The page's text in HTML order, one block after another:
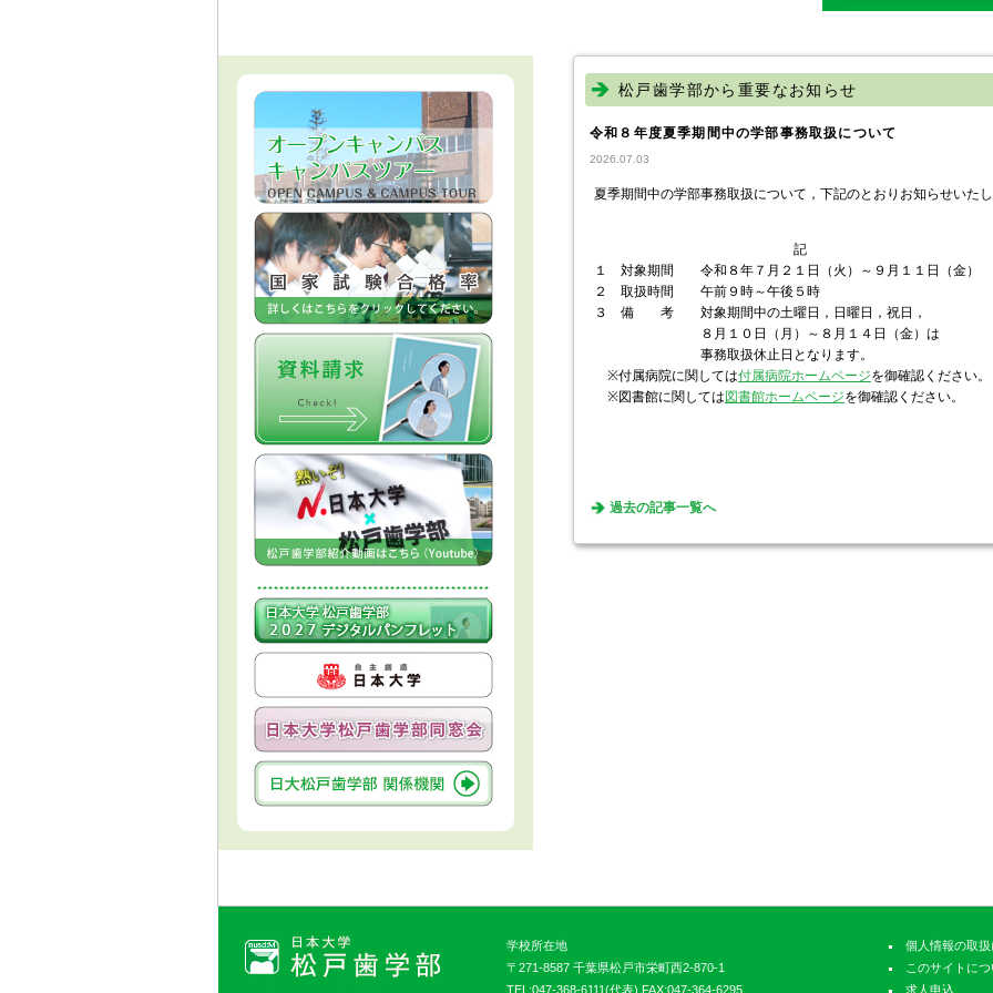
松戸歯学部から重要なお知らせ
令和８年度夏季期間中の学部事務取扱について
2026.07.03
夏季期間中の学部事務取扱について，下記のとおりお知らせいたし
記
１ 対象期間 令和８年７月２１日（火）～９月１１日（金）
２ 取扱時間 午前９時～午後５時
３ 備 考 対象期間中の土曜日，日曜日，祝日，
８月１０日（月）～８月１４日（金）は
事務取扱休止日となります。
※付属病院に関しては付属病院ホームページを御確認ください。
※図書館に関しては 図書館ホームページを御確認ください。
以
過去の記事一覧へ
個人情報の取扱
このサイトにつ
求人申込
学校所在地
〒271-8587 千葉県松戸市栄町西2-870-1
TEL:047-368-6111(代表) FAX:047-364-6295